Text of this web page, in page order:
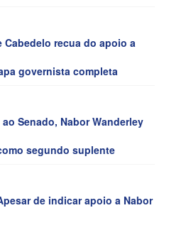
Cabedelo recua do apoio a
governista completa
Senado, Nabor Wanderley
segundo suplente
de indicar apoio a Nabor